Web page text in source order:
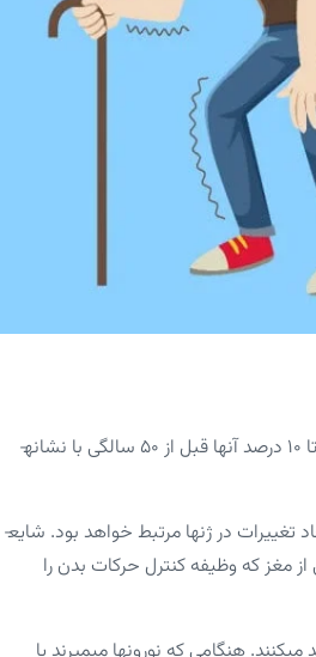
اگرچه اکثر افراد برای اولین بار پس از ۶۰ سالگی نشانه­های این بیماری را تجربه می­کنند اما حدود ۵ تا ۱۰ درصد آنها قبل از ۵۰ سالگی با نشانه­
اشکال اولیه این بیماری اغلب ارثی هستند و برخی از موارد دیگر آن با مشکلات خاصی همچون ایجاد تغییرات در ژن­ها مرتبط خواهد بود. شایع­
مغز که وظیفه کنترل حرکات بدن را